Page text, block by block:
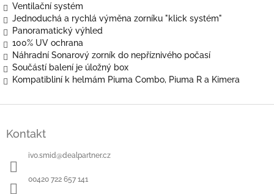
Ventilační systém
Jednoduchá a rychlá výměna zorníku "klick systém"
Panoramatický výhled
100% UV ochrana
Náhradní Sonarový zorník do nepříznivého počasí
Součástí balení je úložný box
Kompatibliní k helmám Piuma Combo, Piuma R a Kimera
Kontakt
ivo.smid@dealpartner.cz
00420 722 657 141